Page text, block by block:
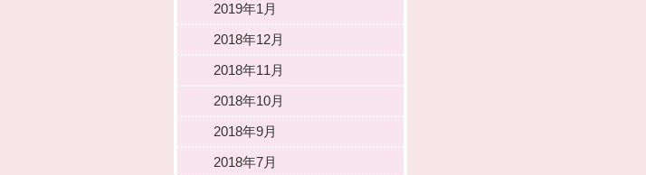
2019年1月
2018年12月
2018年11月
2018年10月
2018年9月
2018年7月